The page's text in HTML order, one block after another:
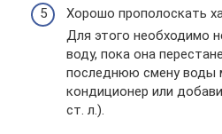
Хорошо прополоскать
Для этого необходимо
воду, пока она
последнюю смену воды
кондиционер или
ст. л.).